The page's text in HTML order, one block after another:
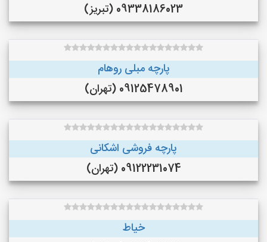
09338186023 (تبریز)
پارچه مبلی روهام
09125478901 (تهران)
پارچه فروشی اشکانی
09122231074 (تهران)
خیاط